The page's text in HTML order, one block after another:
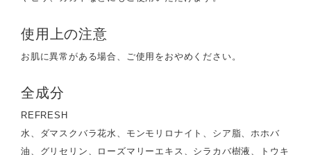
使用上の注意
お肌に異常がある場合、ご使用をおやめください。
全成分
REFRESH
水、ダマスクバラ花水、モンモリロナイト、シア脂、ホホバ
油、グリセリン、ローズマリーエキス、シラカバ樹液、トウキ